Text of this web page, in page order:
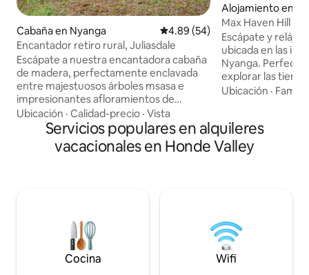
Cabaña en Nyanga Calificación promedio: 4.89 de
4.89 (54)
Encantador retiro rural, Juliasdale
Escápate a nuestra encantadora cabaña
de madera, perfectamente enclavada
entre majestuosos árboles msasa e
impresionantes afloramientos de
granito. Entra en el sol y disfruta de las
vistas sobre el prístino bosque de
Miombo, donde puedes relajarte y
disfrutar de un café por la mañana
comienza en tu puerta principal seguido
de las noches frente al fuego.
Ubicación · Calidad-precio · Vista
Alojamiento en
Max Haven Hill
Escápate y
ubicada en las
Nyanga.
explorar las
Zimbabue, esta
y tranquilidad. La
una amplia sala
acogedora
para el café de la
atardeceres.
Ubicación ·
Servicios populares en alquileres
vacacionales en Honde Valley
Cocina Wifi